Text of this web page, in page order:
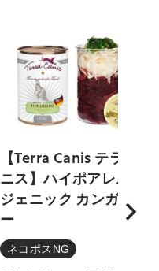
【Terra Canis テラカ
ニス】ハイポアレル
ジェニック カンガル
ー
ネコポスNG